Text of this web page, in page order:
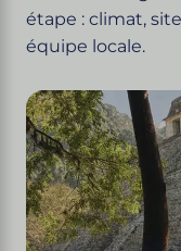
étape : climat,
équipe locale.